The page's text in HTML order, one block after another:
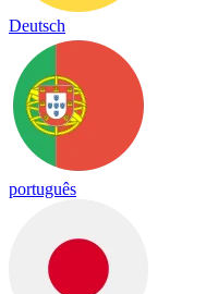
Deutsch
português